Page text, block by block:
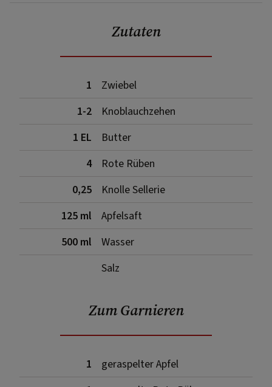
Zutaten
1
Zwiebel
1-2
Knoblauchzehen
1 EL
Butter
4
Rote Rüben
0,25
Knolle Sellerie
125 ml
Apfelsaft
500 ml
Wasser
Salz
Zum Garnieren
1
geraspelter Apfel